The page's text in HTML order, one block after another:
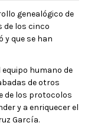
genealógico de
de los cinco
y que se han
humano de
de otros
de los protocolos
y a enriquecer el
García.